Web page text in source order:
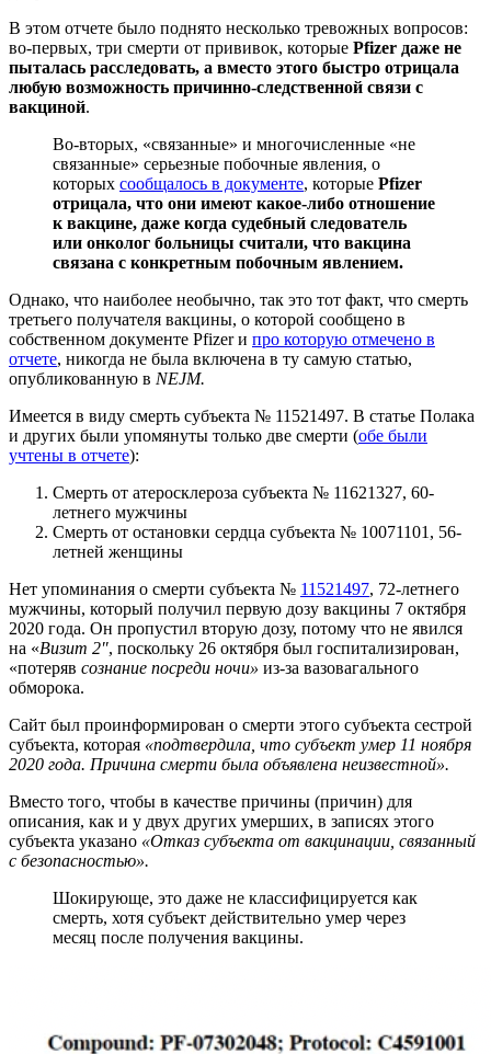
В этом отчете было поднято несколько тревожных вопросов:
во-первых, три смерти от прививок, которые Pfizer даже не
пыталась расследовать, а вместо этого быстро отрицала
любую возможность причинно-следственной связи с
вакциной.
Во-вторых, «связанные» и многочисленные «не
связанные» серьезные побочные явления, о
которых сообщалось в документе, которые Pfizer
отрицала, что они имеют какое-либо отношение
к вакцине, даже когда судебный следователь
или онколог больницы считали, что вакцина
связана с конкретным побочным явлением.
Однако, что наиболее необычно, так это тот факт, что смерть
третьего получателя вакцины, о которой сообщено в
собственном документе Pfizer и про которую отмечено в
отчете, никогда не была включена в ту самую статью,
опубликованную в NEJM.
Имеется в виду смерть субъекта № 11521497. В статье Полака
и других были упомянуты только две смерти (обе были
учтены в отчете):
Смерть от атеросклероза субъекта № 11621327, 60-
летнего мужчины
Смерть от остановки сердца субъекта № 10071101, 56-
летней женщины
Нет упоминания о смерти субъекта № 11521497, 72-летнего
мужчины, который получил первую дозу вакцины 7 октября
2020 года. Он пропустил вторую дозу, потому что не явился
на «Визит 2″, поскольку 26 октября был госпитализирован,
«потеряв сознание посреди ночи» из-за вазовагального
обморока.
Сайт был проинформирован о смерти этого субъекта сестрой
субъекта, которая «подтвердила, что субъект умер 11 ноября
2020 года. Причина смерти была объявлена неизвестной».
Вместо того, чтобы в качестве причины (причин) для
описания, как и у двух других умерших, в записях этого
субъекта указано «Отказ субъекта от вакцинации, связанный
с безопасностью».
Шокирующе, это даже не классифицируется как
смерть, хотя субъект действительно умер через
месяц после получения вакцины.